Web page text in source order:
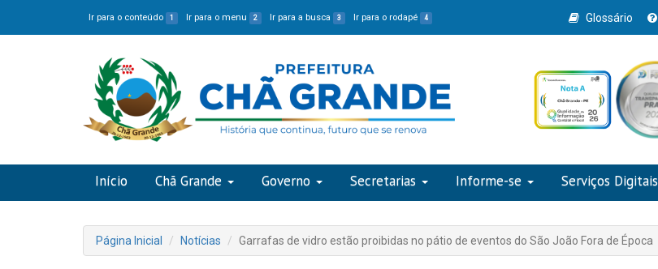
Ir para o conteúdo 1 Ir para o menu 2 Ir para a busca 3 Ir para o rodapé 4 Glossário
Início Chã Grande Governo Secretarias Informe-se Serviços Digitais
Página Inicial Notícias Garrafas de vidro estão proibidas no pátio de eventos do São João Fora de Época